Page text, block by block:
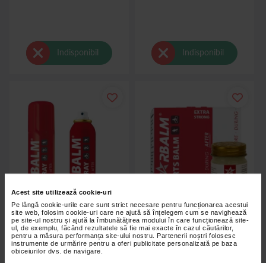
Acest site utilizează cookie-uri
Pe lângă cookie-urile care sunt strict necesare pentru funcționarea acestui
site web, folosim cookie-uri care ne ajută să înțelegem cum se navighează
pe site-ul nostru și ajută la îmbunătățirea modului în care funcționează site-
ul, de exemplu, făcând rezultatele să fie mai exacte în cazul căutărilor,
pentru a măsura performanța site-ului nostru. Partenerii noștri folosesc
instrumente de urmărire pentru a oferi publicitate personalizată pe baza
obiceiurilor dvs. de navigare.
Indisponibil Indisponibil
Spray cu efect de incalzire Warm
Spray 150ml, Starbalm
Balsam pentru dureri musculare
si articulare SportsBalm Red,